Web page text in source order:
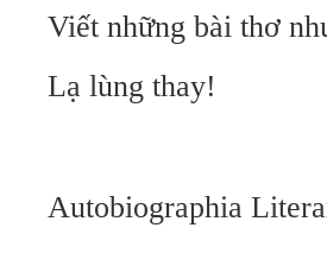
Viết những bài thơ
Lạ lùng thay!
Autobiographia